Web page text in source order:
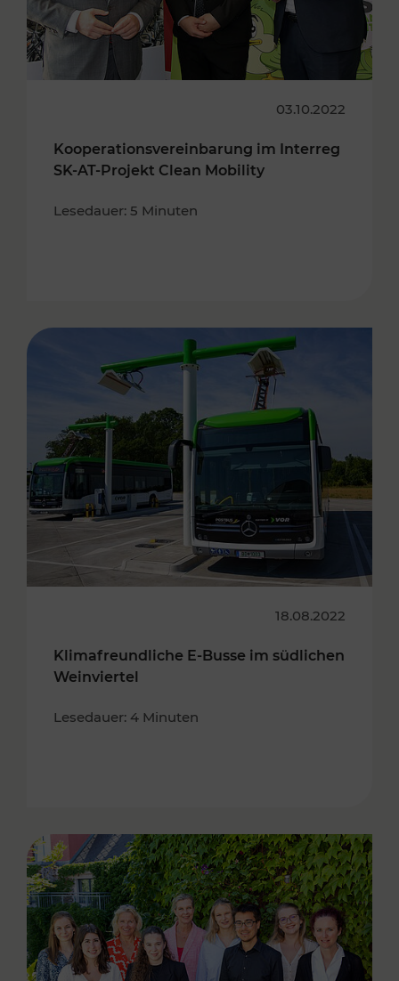
03.10.2022
Kooperationsvereinbarung im Interreg
SK-AT-Projekt Clean Mobility
Lesedauer: 5 Minuten
18.08.2022
Klimafreundliche E-Busse im südlichen
Weinviertel
Lesedauer: 4 Minuten